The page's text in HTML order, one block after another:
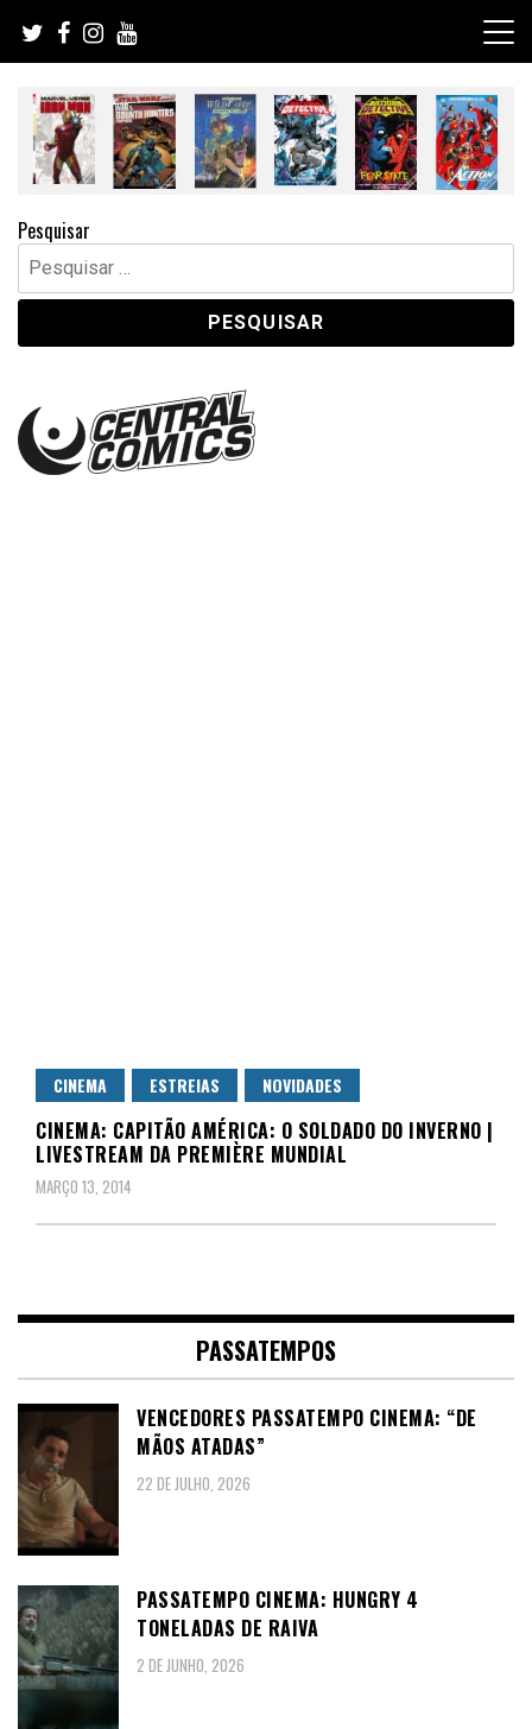
content
Pesquisar
Pesquisar
por:
Central Comics
CINEMA ESTREIAS NOVIDADES
CINEMA: CAPITÃO AMÉRICA: O SOLDADO DO INVERNO |
LIVESTREAM DA PREMIÈRE MUNDIAL
MARÇO 13, 2014
PASSATEMPOS
VENCEDORES PASSATEMPO CINEMA: “DE
MÃOS ATADAS”
22 DE JULHO, 2026
PASSATEMPO CINEMA: HUNGRY 4
TONELADAS DE RAIVA
2 DE JUNHO, 2026